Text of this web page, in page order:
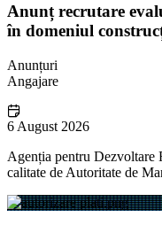
Anunț recrutare
în domeniul
Anunțuri
Angajare
6 August 2026
Agenția pentru
calitate de Autoritate de